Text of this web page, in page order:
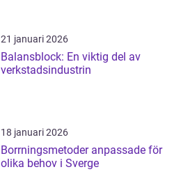
21 januari 2026
Balansblock: En viktig del av
verkstadsindustrin
18 januari 2026
Borrningsmetoder anpassade för
olika behov i Sverge